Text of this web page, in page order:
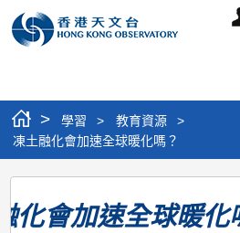
> 學習 > 教育資源
>
凍土融化會加速全球暖化嗎？
凍
土
化會加速全球暖化